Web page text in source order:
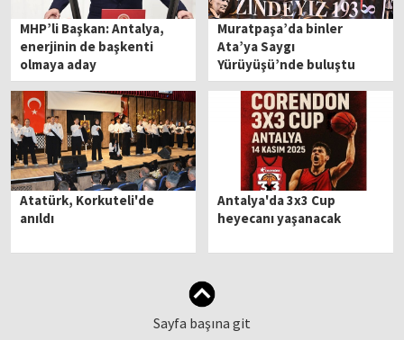
MHP’li Başkan: Antalya,
enerjinin de başkenti
olmaya aday
Muratpaşa’da binler
Ata’ya Saygı
Yürüyüşü’nde buluştu
Atatürk, Korkuteli'de
anıldı
Antalya'da 3x3 Cup
heyecanı yaşanacak
Sayfa başına git